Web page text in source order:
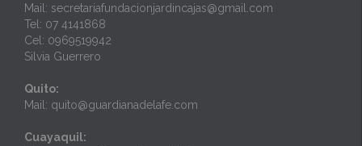
Mail: secretariafundacionjardincajas@gmail.com
Tel: 07 4141868
Cel: 0969519942
Silvia Guerrero
Quito:
Mail: quito@guardianadelafe.com
Cuayaquil: